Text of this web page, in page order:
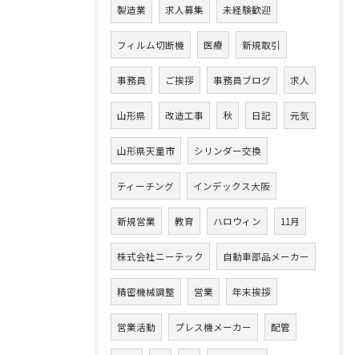
製造業 求人募集 未経験歓迎
フィルム切断機 医療 新規取引
事務員 ご挨拶 事務員ブログ 求人
山形県 改造工事 秋 日記 元気
山形県天童市 シリンダー交換
ティーチング インデックス大阪
新規営業 教育 ハロウィン 11月
株式会社ニーテック 自動車部品メーカー
精密機械調整 営業 年末挨拶
営業活動 プレス機メーカー 配管